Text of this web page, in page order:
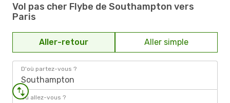
Vol pas cher Flybe de Southampton vers
Paris
Aller-retour Aller simple
D'où partez-vous ?
Southampton
Où allez-vous ?